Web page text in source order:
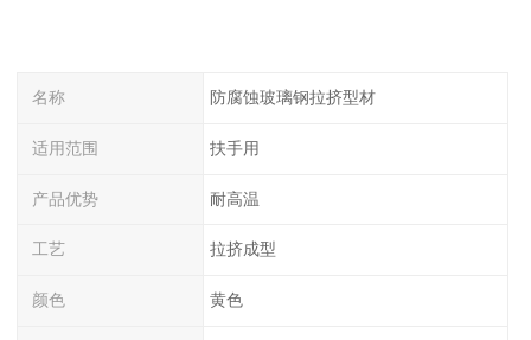
名称 防腐蚀玻璃钢拉挤型材
适用范围 扶手用
产品优势 耐高温
工艺 拉挤成型
颜色 黄色